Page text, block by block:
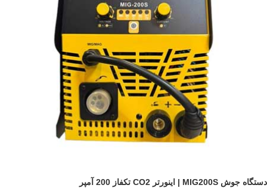
دستگاه جوش MIG200S | اینورتر CO2 تکفاز 200 آمپر